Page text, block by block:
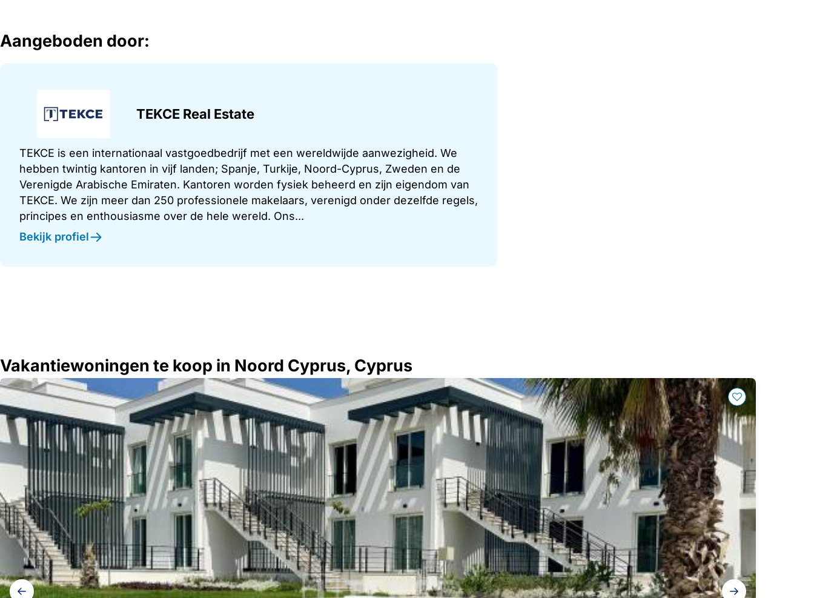
Aangeboden door:
TEKCE Real Estate
TEKCE is een internationaal vastgoedbedrijf met een wereldwijde aanwezigheid. We
hebben twintig kantoren in vijf landen; Spanje, Turkije, Noord-Cyprus, Zweden en de
Verenigde Arabische Emiraten. Kantoren worden fysiek beheerd en zijn eigendom van
TEKCE. We zijn meer dan 250 professionele makelaars, verenigd onder dezelfde regels,
principes en enthousiasme over de hele wereld. Ons...
Bekijk profiel
Vakantiewoningen te koop in Noord Cyprus, Cyprus
Galerij